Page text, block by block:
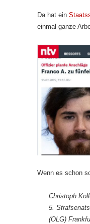
Da hat ein
einmal ganze
Wenn es schon
Christoph
5.
(OLG)